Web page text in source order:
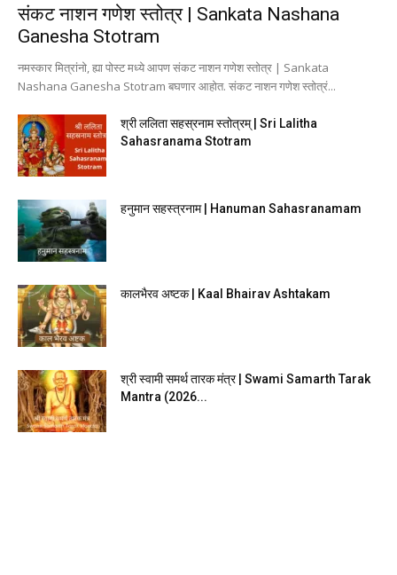
संकट नाशन गणेश स्तोत्र | Sankata Nashana
Ganesha Stotram
नमस्कार मित्रांनो, ह्या पोस्ट मध्ये आपण संकट नाशन गणेश स्तोत्र | Sankata
Nashana Ganesha Stotram बघणार आहोत. संकट नाशन गणेश स्तोत्रं...
श्री ललिता सहस्रनाम स्तोत्रम् | Sri Lalitha
Sahasranama Stotram
हनुमान सहस्त्रनाम | Hanuman Sahasranamam
कालभैरव अष्टक | Kaal Bhairav Ashtakam
श्री स्वामी समर्थ तारक मंत्र | Swami Samarth Tarak
Mantra (2026...